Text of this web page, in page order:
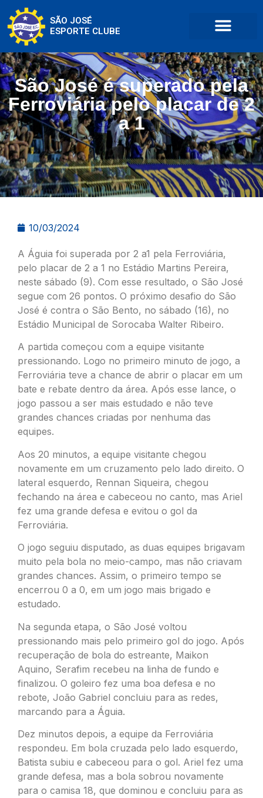
SÃO JOSÉ
ESPORTE CLUBE
São José é superado pela
Ferroviária pelo placar de 2
a 1
10/03/2024
A Águia foi superada por 2 a1 pela Ferroviária,
pelo placar de 2 a 1 no Estádio Martins Pereira,
neste sábado (9). Com esse resultado, o São José
segue com 26 pontos. O próximo desafio do São
José é contra o São Bento, no sábado (16), no
Estádio Municipal de Sorocaba Walter Ribeiro.
A partida começou com a equipe visitante
pressionando. Logo no primeiro minuto de jogo, a
Ferroviária teve a chance de abrir o placar em um
bate e rebate dentro da área. Após esse lance, o
jogo passou a ser mais estudado e não teve
grandes chances criadas por nenhuma das
equipes.
Aos 20 minutos, a equipe visitante chegou
novamente em um cruzamento pelo lado direito. O
lateral esquerdo, Rennan Siqueira, chegou
fechando na área e cabeceou no canto, mas Ariel
fez uma grande defesa e evitou o gol da
Ferroviária.
O jogo seguiu disputado, as duas equipes brigavam
muito pela bola no meio-campo, mas não criavam
grandes chances. Assim, o primeiro tempo se
encerrou 0 a 0, em um jogo mais brigado e
estudado.
Na segunda etapa, o São José voltou
pressionando mais pelo primeiro gol do jogo. Após
recuperação de bola do estreante, Maikon
Aquino, Serafim recebeu na linha de fundo e
finalizou. O goleiro fez uma boa defesa e no
rebote, João Gabriel concluiu para as redes,
marcando para a Águia.
Dez minutos depois, a equipe da Ferroviária
respondeu. Em bola cruzada pelo lado esquerdo,
Batista subiu e cabeceou para o gol. Ariel fez uma
grande defesa, mas a bola sobrou novamente
para o camisa 18, que dominou e concluiu para as